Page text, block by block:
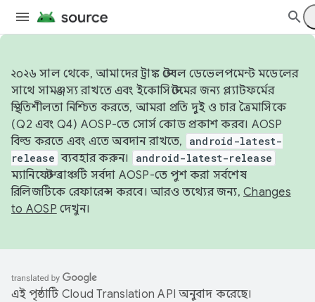
২০২৬ সাল থেকে, আমাদের ট্রাঙ্ক স্টেবল ডেভেলপমেন্ট মডেলের
সাথে সামঞ্জস্য রাখতে এবং ইকোসিস্টেমের জন্য প্ল্যাটফর্মের
স্থিতিশীলতা নিশ্চিত করতে, আমরা প্রতি দুই ও চার ত্রৈমাসিকে
(Q2 এবং Q4) AOSP-তে সোর্স কোড প্রকাশ করব। AOSP
বিল্ড করতে এবং এতে অবদান রাখতে,
android-latest-
release ব্যবহার করুন। android-latest-release
ম্যানিফেস্ট ব্রাঞ্চটি সর্বদা AOSP-তে পুশ করা সর্বশেষ
রিলিজটিকে রেফারেন্স করবে। আরও তথ্যের জন্য, Changes
to AOSP দেখুন।
এই পৃষ্ঠাটি Cloud Translation API অনুবাদ করেছে।